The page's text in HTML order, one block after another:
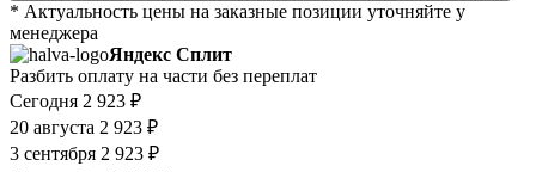
* Актуальность цены на заказные позиции уточняйте у
менеджера
Яндекс Сплит
Разбить оплату на части без переплат
Сегодня 2 923 ₽
20 августа 2 923 ₽
3 сентября 2 923 ₽